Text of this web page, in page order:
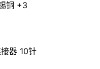
铜 +3
器 10针